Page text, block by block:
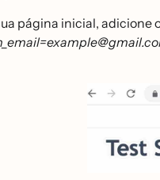
página inicial, adicione